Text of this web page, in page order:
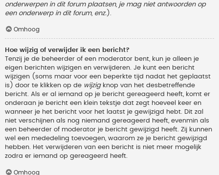
onderwerpen in dit forum plaatsen, je mag niet antwoorden op
een onderwerp in dit forum, enz. ).
Omhoog
Hoe wijzig of verwijder ik een bericht?
Tenzij je de beheerder of een moderator bent, kun je alleen je
eigen berichten wijzigen en verwijderen. Je kunt een bericht
wijzigen (soms maar voor een beperkte tijd nadat het geplaatst
is) door te klikken op de wijzigknop van het desbetreffende
bericht. Als er al iemand op je bericht gereageerd heeft, komt er
onderaan je bericht een klein tekstje dat zegt hoeveel keer en
wanneer je het bericht voor het laatst je gewijzigd hebt. Dit zal
niet verschijnen als nog niemand gereageerd heeft, evenmin als
een beheerder of moderator je bericht gewijzigd heeft. Zij kunnen
wel een mededeling toevoegen, waarom ze je bericht gewijzigd
hebben. Het verwijderen van een bericht is niet meer mogelijk
zodra er iemand op gereageerd heeft.
Omhoog